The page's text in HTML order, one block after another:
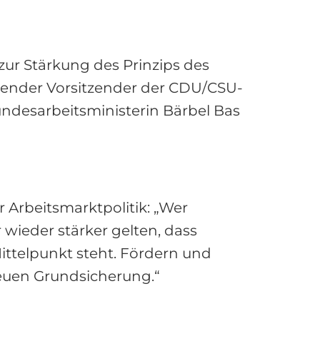
Stärkung des Prinzips des
Vorsitzender der CDU/CSU-
Bärbel Bas
Arbeitsmarktpolitik: „Wer
stärker gelten, dass
steht. Fördern und
Grundsicherung.“